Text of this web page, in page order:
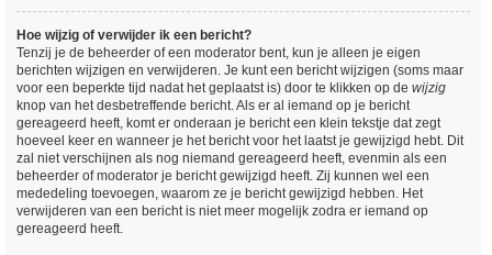
Hoe wijzig of verwijder ik een bericht?
Tenzij je de beheerder of een moderator bent, kun je alleen je eigen
berichten wijzigen en verwijderen. Je kunt een bericht wijzigen (soms maar
voor een beperkte tijd nadat het geplaatst is) door te klikken op de wijzig
knop van het desbetreffende bericht. Als er al iemand op je bericht
gereageerd heeft, komt er onderaan je bericht een klein tekstje dat zegt
hoeveel keer en wanneer je het bericht voor het laatst je gewijzigd hebt. Dit
zal niet verschijnen als nog niemand gereageerd heeft, evenmin als een
beheerder of moderator je bericht gewijzigd heeft. Zij kunnen wel een
mededeling toevoegen, waarom ze je bericht gewijzigd hebben. Het
verwijderen van een bericht is niet meer mogelijk zodra er iemand op
gereageerd heeft.